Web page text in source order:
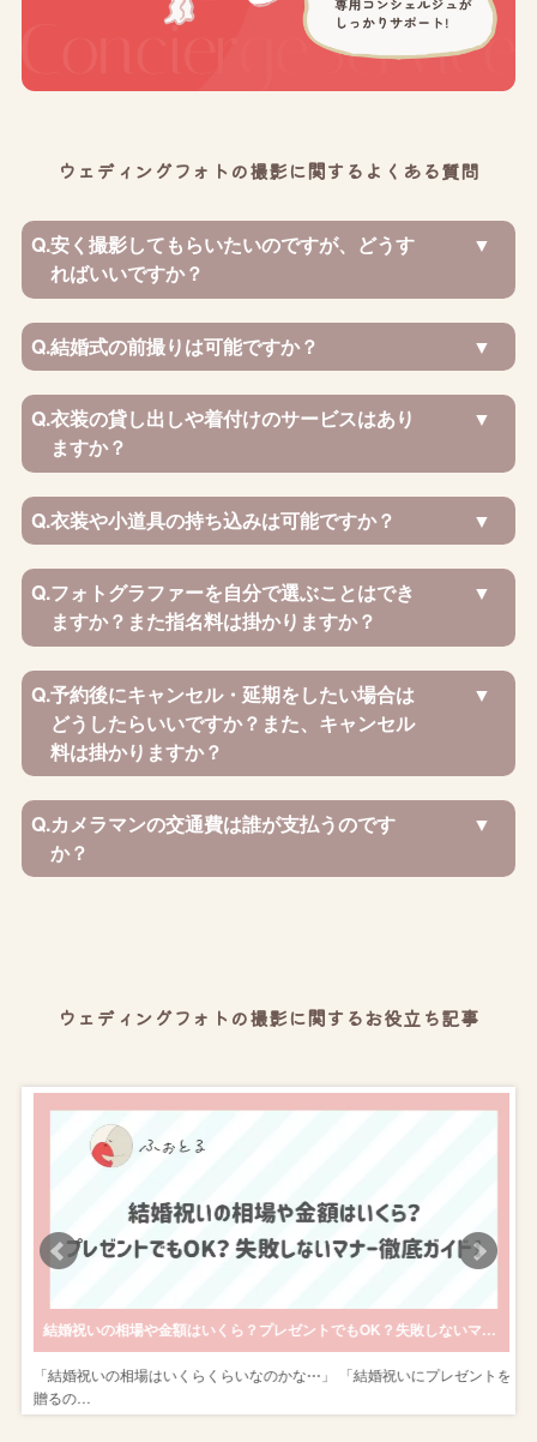
ウェディングフォトの撮影に関するよくある質問
Q.安く撮影してもらいたいのですが、どうす
ればいいですか？
Q.結婚式の前撮りは可能ですか？
Q.衣装の貸し出しや着付けのサービスはあり
ますか？
Q.衣装や小道具の持ち込みは可能ですか？
Q.フォトグラファーを自分で選ぶことはでき
ますか？また指名料は掛かりますか？
Q.予約後にキャンセル・延期をしたい場合は
どうしたらいいですか？また、キャンセル
料は掛かりますか？
Q.カメラマンの交通費は誰が支払うのです
か？
ウェディングフォトの撮影に関するお役立ち記事
結婚祝いの相場や金額はいくら？プレゼントでもOK？失敗しないマナー徹底ガイド！
「結婚祝いの相場はいくらくらいなのかな⋯」 「結婚祝いにプレゼントを
贈るの…